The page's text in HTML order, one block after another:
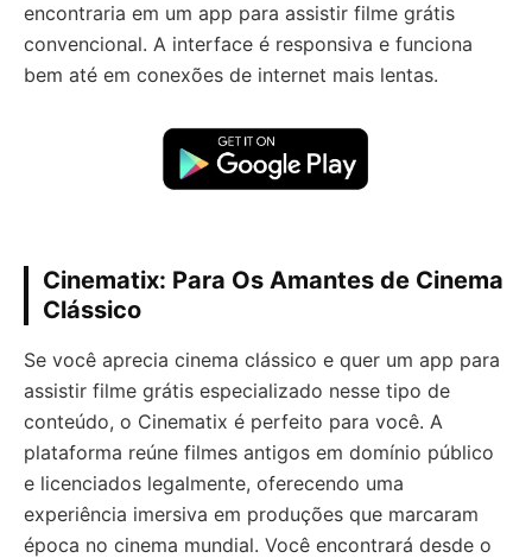
encontraria em um app para assistir filme grátis
convencional. A interface é responsiva e funciona
bem até em conexões de internet mais lentas.
Cinematix: Para Os Amantes de Cinema
Clássico
Se você aprecia cinema clássico e quer um app para
assistir filme grátis especializado nesse tipo de
conteúdo, o Cinematix é perfeito para você. A
plataforma reúne filmes antigos em domínio público
e licenciados legalmente, oferecendo uma
experiência imersiva em produções que marcaram
época no cinema mundial. Você encontrará desde o